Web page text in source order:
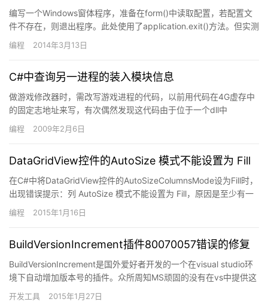
编写一个Windows窗体程序，准备在form()中读取配置，若配置文
件不存在，则退出程序。此处使用了application.exit()方法。但实测
不能够正确结束，窗体还是会加载…
编程 2014年3月13日
C#中查询另一进程的装入模块信息
做游戏修改器时，需改写游戏进程的代码，以前用代码在4G虚存中
的固定志地址来写，有次偶然发现这代码由于位于一个dll中
（s2logic.dll)中，而dll在游戏中的装入地址并非每次…
编程 2009年2月6日
DataGridView控件的AutoSize 模式不能设置为 Fill
在C#中将DataGridView控件的AutoSizeColumnsMode设为Fill时，
出现错误提示：列 AutoSize 模式不能设置为 Fill，原因是至少有一
个可见列将…
编程 2015年1月16日
BuildVersionIncrement插件80070057错误的修复
BuildVersionIncrement是国外爱好者开发的一个在visual studio环
境下自动增加版本号的插件。众所周知MS顽固的没有在vs中提供这
个功能。虽有变通的方法，…
开发工具 2015年1月27日